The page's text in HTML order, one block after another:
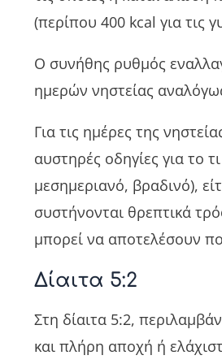
(περίπου 400 kcal για τις
Ο συνήθης ρυθμός
ημερών νηστείας
Για τις ημέρες της
αυστηρές οδηγίες για το
μεσημεριανό, βραδινό),
συστήνονται θρεπτικά
μπορεί να αποτελέσουν
Δίαιτα 5:2
Στη δίαιτα 5:2,
και πλήρη αποχή ή